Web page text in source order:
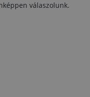
válaszolunk.